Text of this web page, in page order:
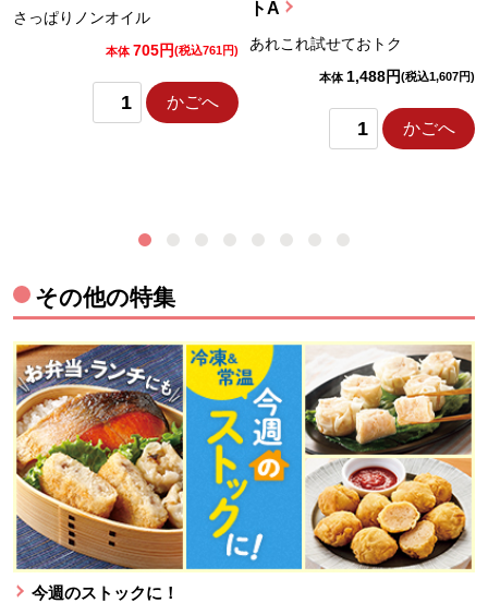
さっぱりノンオイル
本体 705円(税込761円)
かごへ
トA
あれこれ試せておトク
本体 1,488円(税込1,607円)
かごへ
その他の特集
今週のストックに！